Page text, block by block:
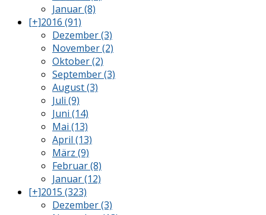
Januar (8)
[+]2016 (91)
Dezember (3)
November (2)
Oktober (2)
September (3)
August (3)
Juli (9)
Juni (14)
Mai (13)
April (13)
März (9)
Februar (8)
Januar (12)
[+]2015 (323)
Dezember (3)